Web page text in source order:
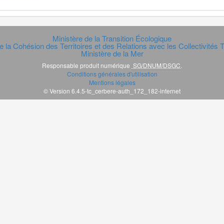
Ministère de la Transition Écologique
la Cohésion des Territoires et des Relations avec les Collectivités
Ministère de la Mer
Responsable produit numérique SG/DNUM/DSGC
Conditions générales d'utilisation
Mentions légales
© Version 6.4.5-tc_cerbere-auth_172_182-internet